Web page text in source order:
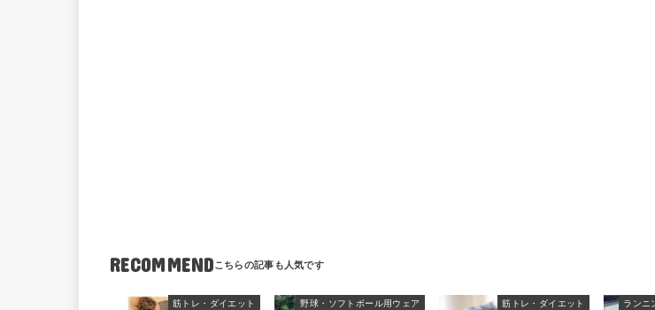
RECOMMEND
筋トレ・ダイエット 野球・ソフトボール用ウェア 筋トレ・ダイエット